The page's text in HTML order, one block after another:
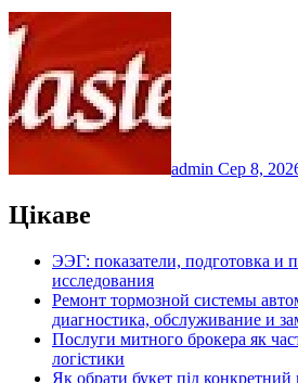
admin Сер 8,
Цікаве
ЭЭГ: показатели, подготовка и
исследования
Ремонт тормозной системы
диагностика, обслуживание и
Послуги митного брокера як
логістики
Як обрати букет під